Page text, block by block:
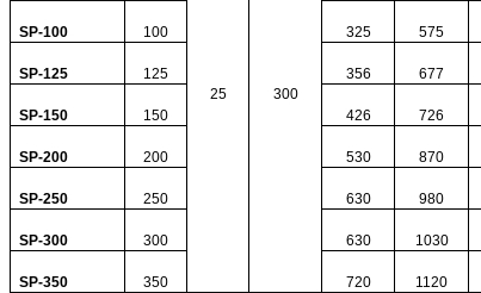
25 300
SP-100 100 325 575
SP-125 125 356 677
SP-150 150 426 726
SP-200 200 530 870
SP-250 250 630 980
SP-300 300 630 1030
SP-350 350 720 1120